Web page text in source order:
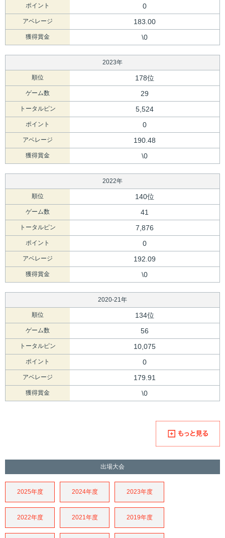
ポイント 0
アベレージ 183.00
獲得賞金 \0
2023年
順位 178位
ゲーム数 29
トータルピン 5,524
ポイント 0
アベレージ 190.48
獲得賞金 \0
2022年
順位 140位
ゲーム数 41
トータルピン 7,876
ポイント 0
アベレージ 192.09
獲得賞金 \0
2020-21年
順位 134位
ゲーム数 56
トータルピン 10,075
ポイント 0
アベレージ 179.91
獲得賞金 \0
出場大会
2025年度 2024年度 2023年度
2022年度 2021年度 2019年度